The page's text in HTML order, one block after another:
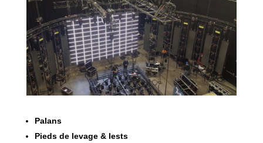
Palans
Pieds de levage & lests